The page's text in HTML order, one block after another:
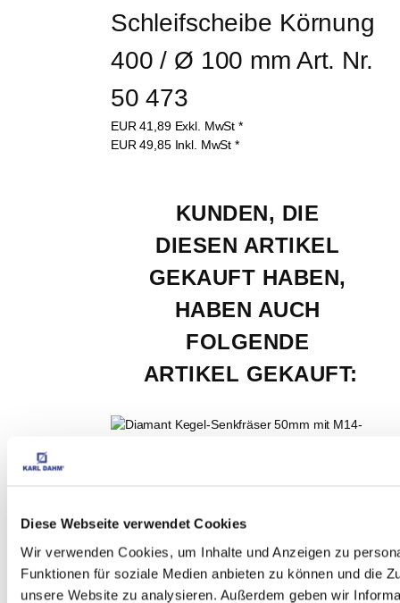
Diese Webseite verwendet Cookies
Wir verwenden Cookies, um Inhalte und Anzeigen zu
Funktionen für soziale Medien anbieten zu können und die
unsere Website zu analysieren. Außerdem geben wir
Schleifscheibe Körnung
400 / Ø 100 mm Art. Nr.
50 473
EUR41,89 Exkl. MwSt *
EUR49,85 Inkl. MwSt *
KUNDEN, DIE
DIESEN ARTIKEL
GEKAUFT HABEN,
HABEN AUCH
FOLGENDE
ARTIKEL GEKAUFT:
M14-Gewinde Art Nr.
50255